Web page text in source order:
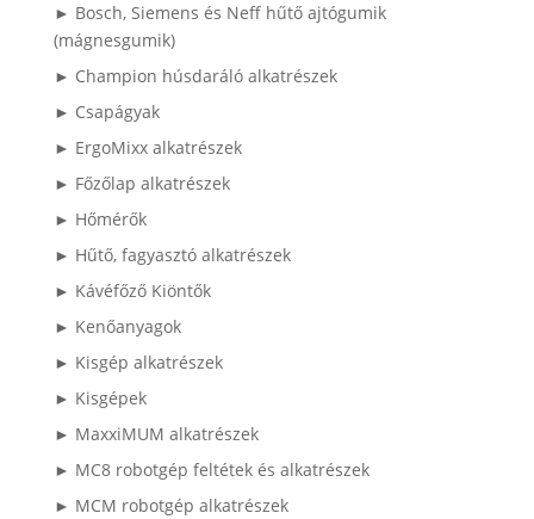
► Bosch, Siemens és Neff hűtő ajtógumik
(mágnesgumik)
► Champion húsdaráló alkatrészek
► Csapágyak
► ErgoMixx alkatrészek
► Főzőlap alkatrészek
► Hőmérők
► Hűtő, fagyasztó alkatrészek
► Kávéfőző Kiöntők
► Kenőanyagok
► Kisgép alkatrészek
► Kisgépek
► MaxxiMUM alkatrészek
► MC8 robotgép feltétek és alkatrészek
► MCM robotgép alkatrészek